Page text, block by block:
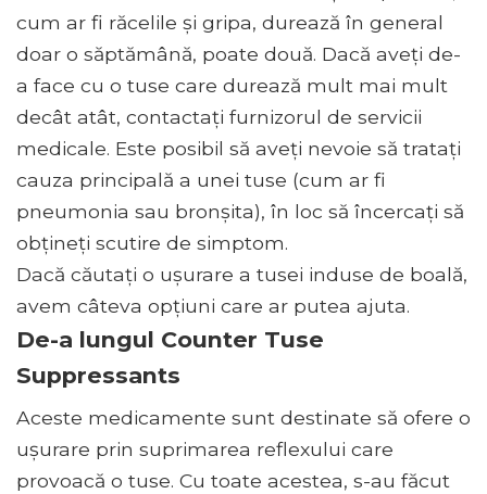
cum ar fi răcelile și gripa, durează în general
doar o săptămână, poate două. Dacă aveți de-
a face cu o tuse care durează mult mai mult
decât atât, contactați furnizorul de servicii
medicale. Este posibil să aveți nevoie să tratați
cauza principală a unei tuse (cum ar fi
pneumonia sau bronșita), în loc să încercați să
obțineți scutire de simptom.
Dacă căutați o ușurare a tusei induse de boală,
avem câteva opțiuni care ar putea ajuta.
De-a lungul Counter Tuse
Suppressants
Aceste medicamente sunt destinate să ofere o
ușurare prin suprimarea reflexului care
provoacă o tuse. Cu toate acestea, s-au făcut